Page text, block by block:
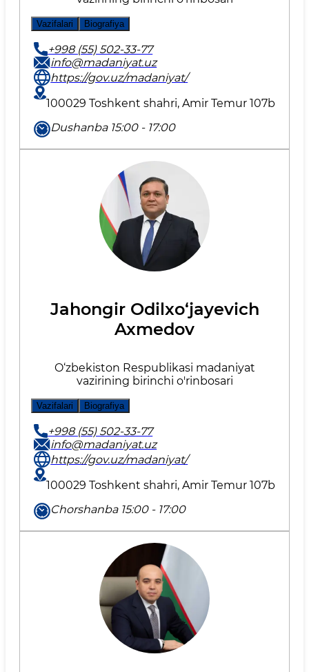
Vazifalari Biografiya
+998 (55) 502-33-77
info@madaniyat.uz
https://gov.uz/madaniyat/
100029 Toshkent shahri, Amir Temur 107b
Dushanba 15:00 - 17:00
Jahongir Odilxo‘jayevich
Axmedov
O‘zbekiston Respublikasi madaniyat
vazirining birinchi o'rinbosari
Vazifalari Biografiya
+998 (55) 502-33-77
info@madaniyat.uz
https://gov.uz/madaniyat/
100029 Toshkent shahri, Amir Temur 107b
Chorshanba 15:00 - 17:00